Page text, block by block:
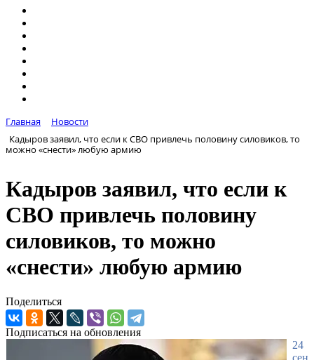
Главная
Новости
Кадыров заявил, что если к СВО привлечь половину силовиков, то
можно «снести» любую армию
Кадыров заявил, что если к
СВО привлечь половину
силовиков, то можно
«снести» любую армию
Поделиться
Подписаться на обновления
24
сен